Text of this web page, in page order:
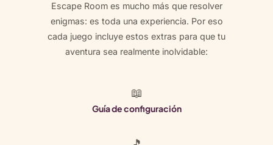
Escape Room es mucho más que resolver
enigmas: es toda una experiencia. Por eso
cada juego incluye estos extras para que tu
aventura sea realmente inolvidable:
📖
Guía de configuración